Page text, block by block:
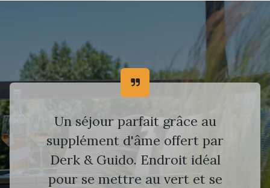
Un séjour parfait grâce au
supplément d'âme offert par
Derk & Guido. Endroit idéal
pour se mettre au vert et se